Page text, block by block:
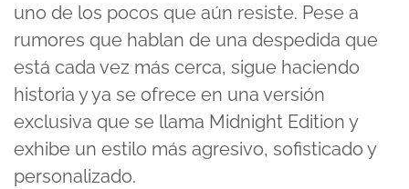
uno de los pocos que aún resiste. Pese a
rumores que hablan de una despedida que
está cada vez más cerca, sigue haciendo
historia y ya se ofrece en una versión
exclusiva que se llama Midnight Edition y
exhibe un estilo más agresivo, sofisticado y
personalizado.